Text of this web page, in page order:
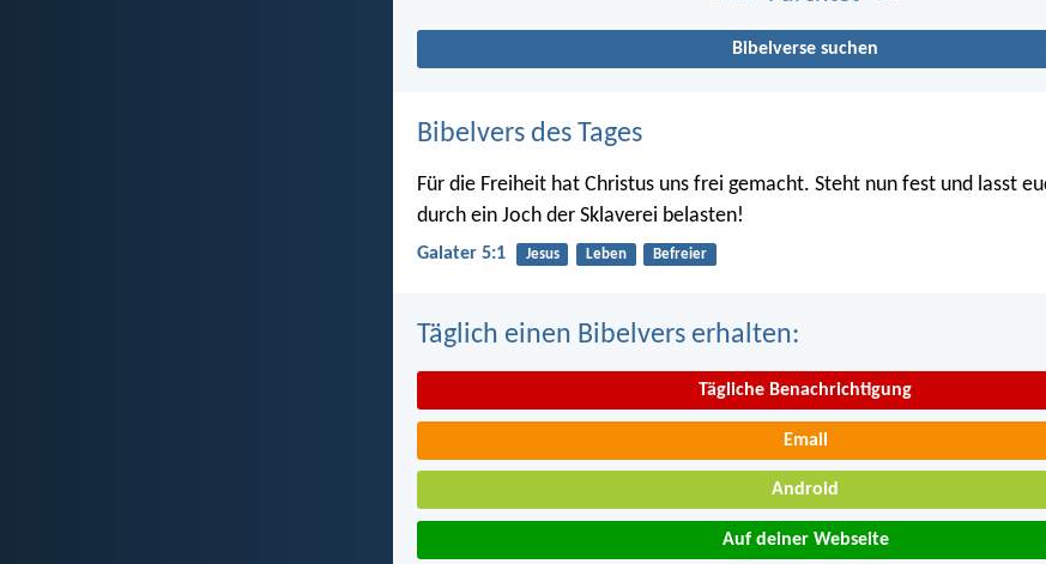
Bibelverse suchen
Bibelvers des Tages
Für die Freiheit hat Christus uns frei gemacht. Steht nun fest und lasst
durch ein Joch der Sklaverei belasten!
Galater 5:1 Jesus Leben Befreier
Täglich einen Bibelvers erhalten:
Tägliche Benachrichtigung
Email
Android
Auf deiner Webseite